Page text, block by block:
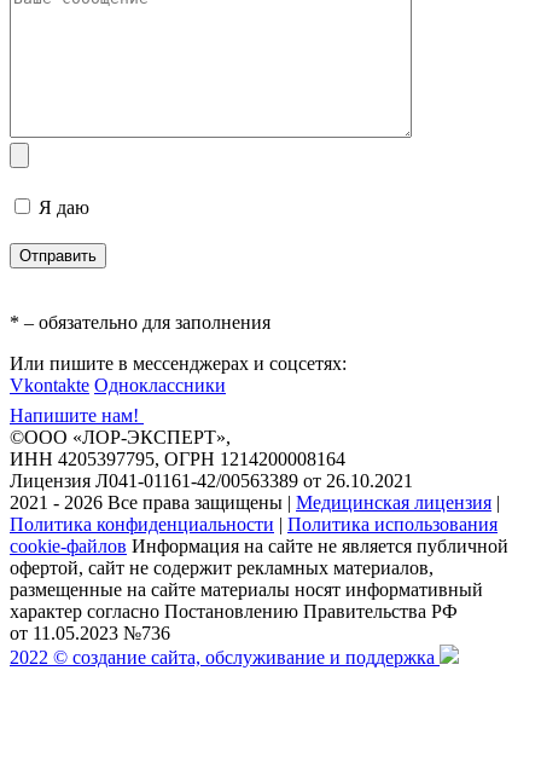
Я даю
* – обязательно для заполнения
Или пишите в мессенджерах и соцсетях:
Vkontakte Одноклассники
Напишите нам!
©ООО «ЛОР-ЭКСПЕРТ»,
ИНН 4205397795, ОГРН 1214200008164
Лицензия Л041-01161-42/00563389 от 26.10.2021
2021 - 2026 Все права защищены | Медицинская лицензия |
Политика конфиденциальности | Политика использования
cookie-файлов Информация на сайте не является публичной
офертой, сайт не содержит рекламных материалов,
размещенные на сайте материалы носят информативный
характер согласно Постановлению Правительства РФ
от 11.05.2023 №736
2022 © создание сайта, обслуживание и поддержка